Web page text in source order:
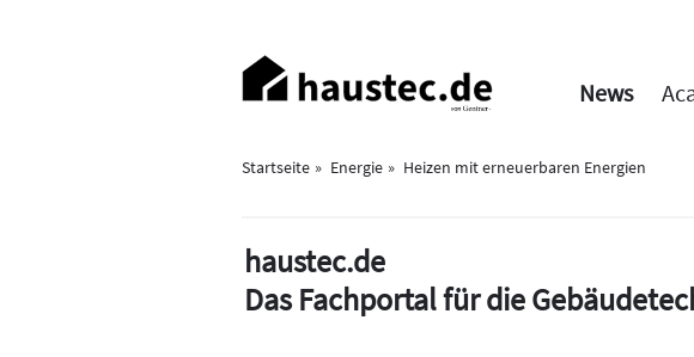
Haupt-
Navigation
News
Startseite Energie
Heizen mit erneuerbaren Energien
haustec.de
Das Fachportal für die